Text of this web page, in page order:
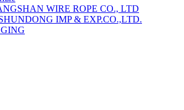
WIRE ROPE CO., LTD
IMP & EXP.CO.,LTD.